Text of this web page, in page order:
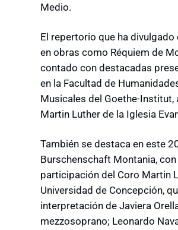
Medio.
El repertorio que ha
en obras como Réquiem de
contado con destacadas
en la Facultad de
Musicales del Goethe-
Martin Luther de la Iglesia
También se destaca en este
Burschenschaft Montania,
participación del Coro Martin
Universidad de Concepción,
interpretación de Javiera
mezzosoprano; Leonardo